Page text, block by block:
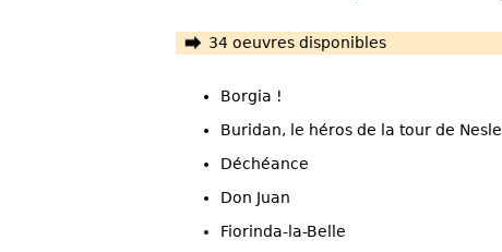
34 oeuvres disponibles
Borgia !
Buridan, le héros de la tour de Nesle
Déchéance
Don Juan
Fiorinda-la-Belle